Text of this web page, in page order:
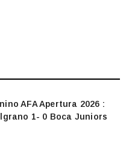
AFA Apertura 2026 :
1- 0 Boca Juniors